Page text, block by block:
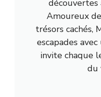
découvertes
Amoureux
trésors cachés,
escapades
invite chaque
du